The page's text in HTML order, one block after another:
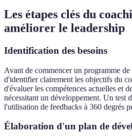
Les étapes clés du
améliorer le leadership
Identification des besoins
Avant de commencer un programme
d'identifier clairement les objectifs du
d'évaluer les compétences actuelles et
nécessitant un développement. Un test
l'utilisation de feedbacks à 360 degrés
Élaboration d'un plan de